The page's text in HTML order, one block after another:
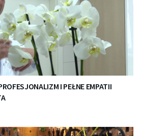
I PEŁNE EMPATII